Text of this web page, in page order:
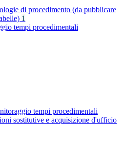
di procedimento (da pubblicare
1
tempi procedimentali
tempi procedimentali
sostitutive e acquisizione d'ufficio